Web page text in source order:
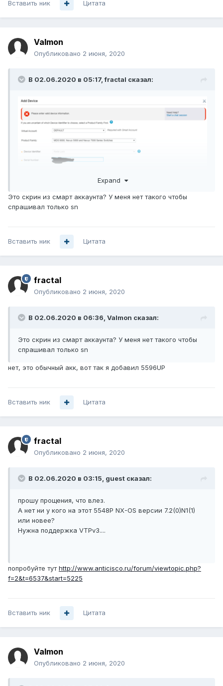
Вставить ник Цитата
Valmon
Опубликовано 2 июня, 2020
В 02.06.2020 в 05:17,fractal сказал:
Expand
Это скрин из смарт аккаунта? У меня нет такого чтобы
спрашивал только sn
Вставить ник Цитата
fractal
Опубликовано 2 июня, 2020
В 02.06.2020 в 06:36, Valmon сказал:
Это скрин из смарт аккаунта? У меня нет такого чтобы
спрашивал только sn
нет, это обычный акк, вот так я добавил 5596UP
Вставить ник Цитата
fractal
Опубликовано 2 июня, 2020
В 02.06.2020 в 03:15, guеst сказал:
прошу прощения, что влез.
А нет ни у кого на этот 5548P NX-OS версии 7.2(0)N1(1)
или новее?
Нужна поддержка VTPv3....
попробуйте тутhttp://www.anticisco.ru/forum/viewtopic.php?
f=2&t=6537&start=5225
Вставить ник Цитата
Valmon
Опубликовано 2 июня, 2020